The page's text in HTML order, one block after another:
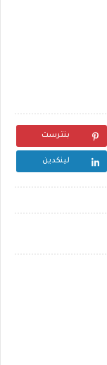
بنترست
لينكدين